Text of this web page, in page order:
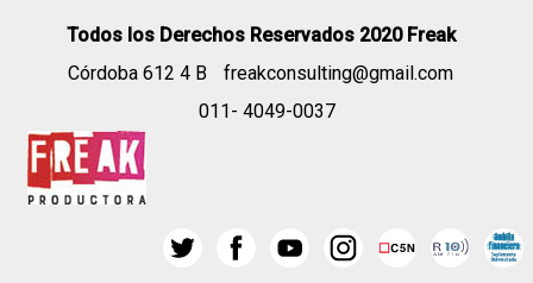
Todos los Derechos Reservados 2020 Freak
Córdoba 612 4 B
freakconsulting@gmail.com
011- 4049-0037